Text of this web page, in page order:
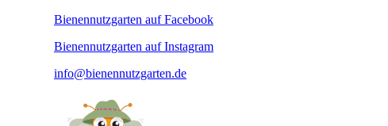
Bienennutzgarten auf Facebook
Bienennutzgarten auf Instagram
info@bienennutzgarten.de